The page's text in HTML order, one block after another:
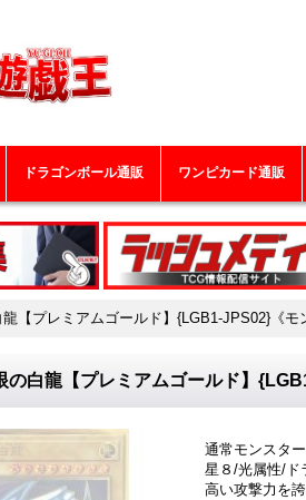
ドラゴンボール通販 ワンピカード通販
龍【プレミアムゴールド】{LGB1-JPS02}《モ
の白龍【プレミアムゴールド】
通常モンスター
星８/光属性/ド
高い攻撃力を